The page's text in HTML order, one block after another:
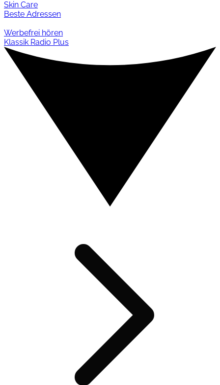
Skin Care
Beste Adressen
Werbefrei hören
Klassik Radio Plus